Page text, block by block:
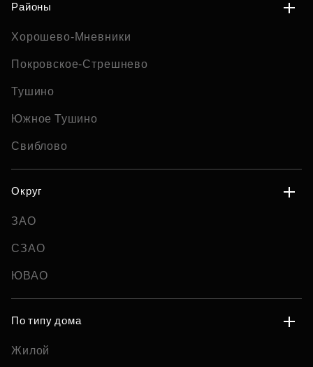
Районы
Хорошево-Мневники
Покровское-Стрешнево
Тушино
Южное Тушино
Свиблово
Округ
ЗАО
СЗАО
ЮВАО
По типу дома
Жилой